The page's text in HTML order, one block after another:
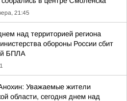
21:45
над территорией региона
обороны России сбит
БПЛА
Уважаемые жители
области, сегодня днем над